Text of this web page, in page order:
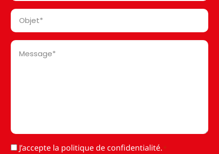
Objet
Message
RGPD
J’accepte la politique de confidentialité. *